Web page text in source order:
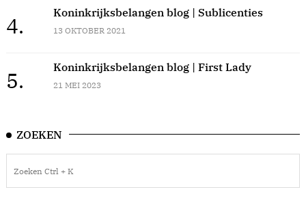
4.
Koninkrijksbelangen blog | Sublicenties
13 OKTOBER 2021
5.
Koninkrijksbelangen blog | First Lady
21 MEI 2023
ZOEKEN